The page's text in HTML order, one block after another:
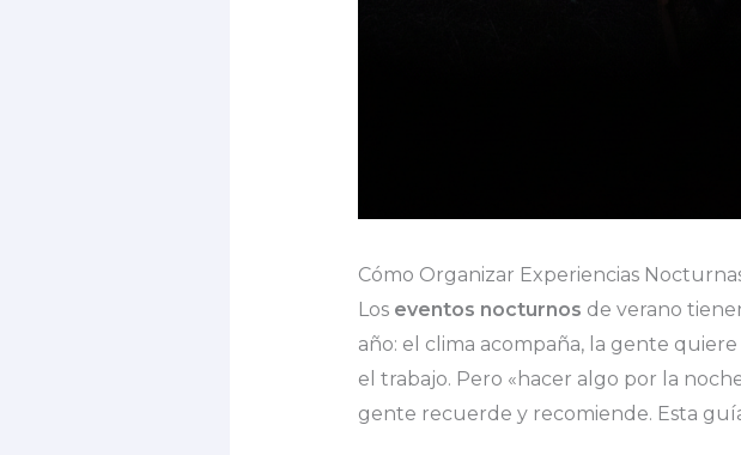
Cómo Organizar Experiencias
Los eventos nocturnos de verano
año: el clima acompaña, la gente
el trabajo. Pero «hacer algo por la
gente recuerde y recomiende. Esta